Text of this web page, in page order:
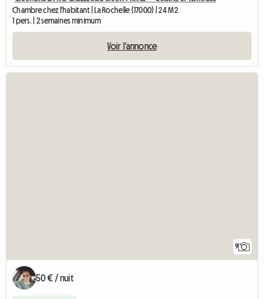
Chambre chez l'habitant | La Rochelle (17000) | 24 M2
1 pers. | 2 semaines minimum
Voir l'annonce
9
50 € / nuit